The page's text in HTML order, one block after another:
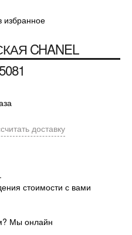
избранное
CHANEL
доставку
стоимости с вами
Мы онлайн